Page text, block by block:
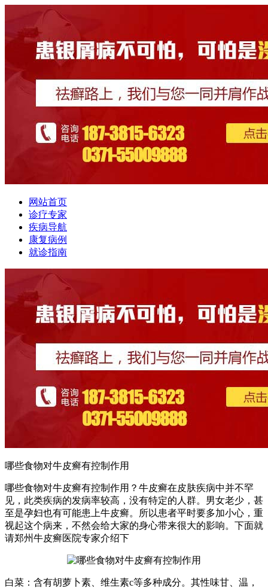
网站首页
诊疗专家
疾病导航
康复病例
就诊指南
哪些食物对牛皮癣有控制作用
哪些食物对牛皮癣有控制作用？牛皮癣在皮肤疾病中并不罕
见，此类疾病的发病率较高，没有特定的人群。男女老少，甚
至是孕妇也有可能患上牛皮癣。所以患者平时要多加小心，重
视起这个病来，不然会给大家的身心带来很大的影响。下面就
请郑州牛皮癣医院专家介绍下
白菜：含有胡萝卜素、维生素c等多种成分。其性味甘、温，